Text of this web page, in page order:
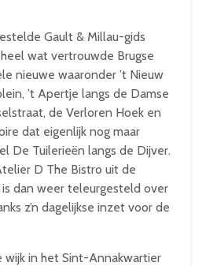
Gault & Millau-gids
wat vertrouwde Brugse
nieuwe waaronder ’t Nieuw
’t Apertje langs de Damse
de Verloren Hoek en
dat eigenlijk nog maar
De Tuilerieën langs de Dijver.
D The Bistro uit de
dan weer teleurgesteld over
z’n dagelijkse inzet voor de
wijk in het Sint-Annakwartier